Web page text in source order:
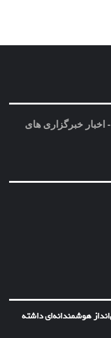
اخبار خبرگزاری های
هوشمندانه‌ای داشته